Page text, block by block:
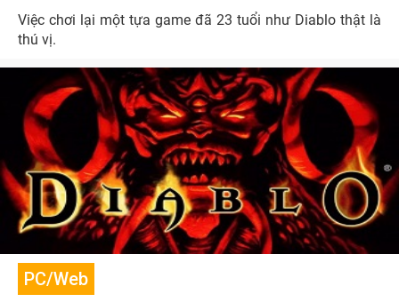
Việc chơi lại một tựa game đã 23 tuổi như Diablo thật là
thú vị.
PC/Web